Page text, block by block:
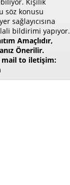
söz konusu
sağlayıcısına
bildirimi yapıyor.
Amaçlıdır,
Önerilir.
mail to iletişim: